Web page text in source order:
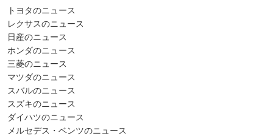
トヨタのニュース
レクサスのニュース
日産のニュース
ホンダのニュース
三菱のニュース
マツダのニュース
スバルのニュース
スズキのニュース
ダイハツのニュース
メルセデス・ベンツのニュース